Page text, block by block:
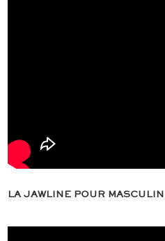
LA JAWLINE POUR